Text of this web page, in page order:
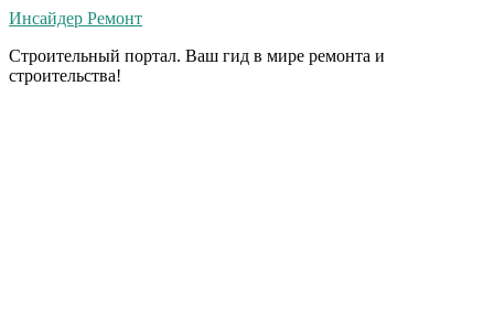
Инсайдер Ремонт
Строительный портал. Ваш гид в мире ремонта и
строительства!